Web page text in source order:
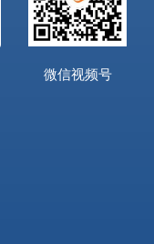
微信视频号